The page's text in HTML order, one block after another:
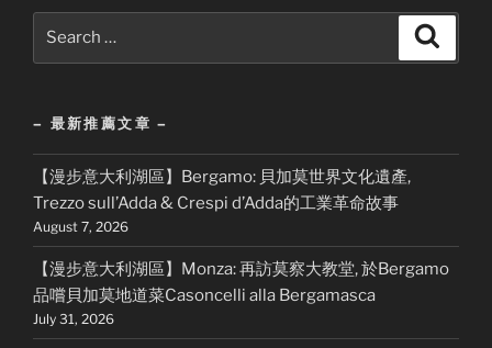
– 最新推薦文章 –
【漫步意大利湖區】Bergamo: 貝加莫世界文化遺產,
Trezzo sull’Adda & Crespi d’Adda的工業革命故事
August 7, 2026
【漫步意大利湖區】Monza: 再訪莫察大教堂, 於Bergamo
品嚐貝加莫地道菜Casoncelli alla Bergamasca
July 31, 2026